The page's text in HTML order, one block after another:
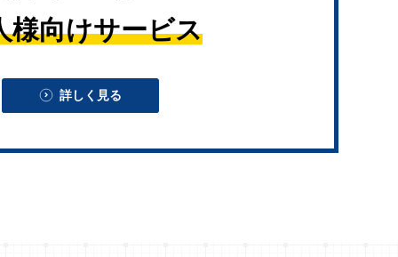
様向けサービス
詳しく見る